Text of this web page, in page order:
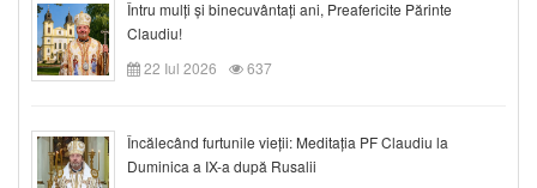
Întru mulți și binecuvântați ani, Preafericite Părinte
Claudiu!
22 Iul 2026
637
Încălecând furtunile vieții: Meditația PF Claudiu la
Duminica a IX-a după Rusalii